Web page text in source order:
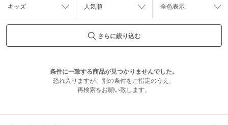
キッズ 人気順 全色表示
さらに絞り込む
条件に一致する商品が見つかりませんでした。
恐れ入りますが、別の条件をご指定のうえ、
再検索をお願い致します。